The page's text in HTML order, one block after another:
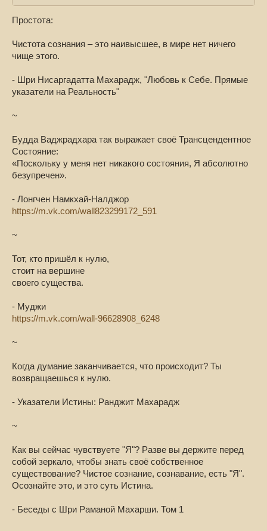
Простота:
Чистота сознания – это наивысшее, в мире нет ничего
чище этого.
- Шри Нисаргадатта Махарадж, "Любовь к Себе. Прямые
указатели на Реальность"
~
Будда Ваджрадхара так выражает своё Трансцендентное
Состояние:
«Поскольку у меня нет никакого состояния, Я абсолютно
безупречен».
- Лонгчен Намкхай-Налджор
https://m.vk.com/wall823299172_591
~
Тот, кто пришёл к нулю,
стоит на вершине
своего существа.
- Муджи
https://m.vk.com/wall-96628908_6248
~
Когда думание заканчивается, что происходит? Ты
возвращаешься к нулю.
- Указатели Истины: Ранджит Махарадж
~
Как вы сейчас чувствуете "Я"? Разве вы держите перед
собой зеркало, чтобы знать своё собственное
существование? Чистое сознание, сознавание, есть "Я".
Осознайте это, и это суть Истина.
- Беседы с Шри Раманой Махарши. Том 1